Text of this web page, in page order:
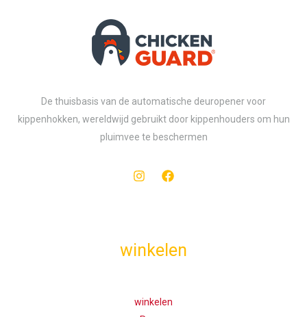
De thuisbasis van de automatische deuropener voor
kippenhokken, wereldwijd gebruikt door kippenhouders om hun
pluimvee te beschermen
winkelen
winkelen